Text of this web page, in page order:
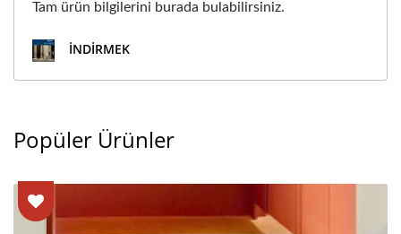
Tam ürün bilgilerini burada bulabilirsiniz.
İNDIRMEK
Popüler Ürünler